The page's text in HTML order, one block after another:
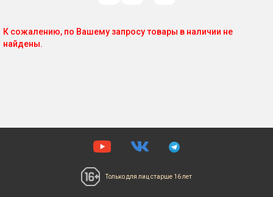
К сожалению, по Вашему запросу товары в наличии не
найдены.
Только для лицстарше 16 лет